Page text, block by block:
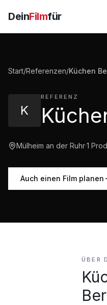
DeinFilmfür
Start/Referenzen/Küchen
K
REFERENZ
Mülheim an der Ruhr·1
Auch einen Film planen
ÜBER